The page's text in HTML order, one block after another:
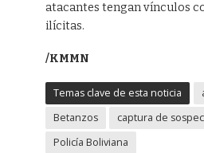
atacantes tengan vínculos
ilícitas.
/KMMN
Temas clave de esta noticia
Betanzos
captura de
Policía Boliviana